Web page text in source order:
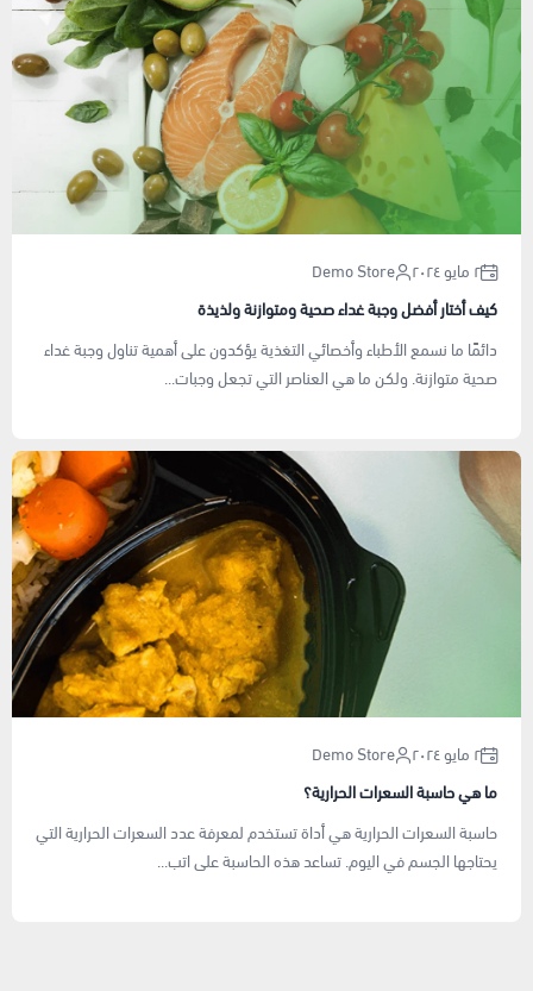
٢ مايو ٢٠٢٤
Demo Store
كيف أختار أفضل وجبة غداء صحية ومتوازنة ولذيذة
دائمًا ما نسمع الأطباء وأخصائي التغذية يؤكدون على أهمية تناول وجبة غداء
صحية متوازنة. ولكن ما هي العناصر التي تجعل وجبات...
٢ مايو ٢٠٢٤
Demo Store
ما هي حاسبة السعرات الحرارية؟
حاسبة السعرات الحرارية هي أداة تستخدم لمعرفة عدد السعرات الحرارية التي
يحتاجها الجسم في اليوم. تساعد هذه الحاسبة على اتب...